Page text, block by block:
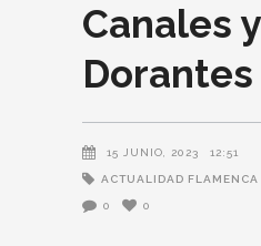
Canales y
Dorantes
15 JUNIO, 2023 12:51
ACTUALIDAD FLAMENCA
0 0